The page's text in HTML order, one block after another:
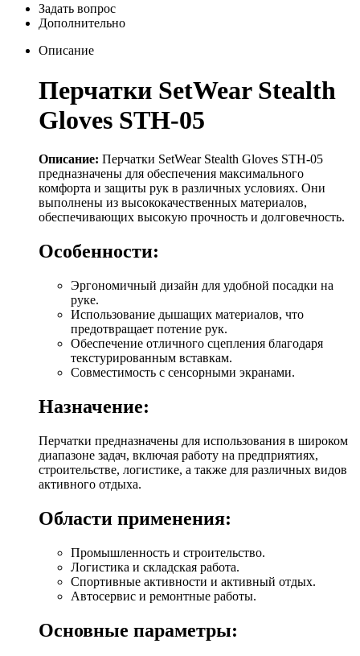
Задать вопрос
Дополнительно
Описание
Перчатки SetWear Stealth
Gloves STH-05
Описание: Перчатки SetWear Stealth Gloves STH-05
предназначены для обеспечения максимального
комфорта и защиты рук в различных условиях. Они
выполнены из высококачественных материалов,
обеспечивающих высокую прочность и долговечность.
Особенности:
Эргономичный дизайн для удобной посадки на
руке.
Использование дышащих материалов, что
предотвращает потение рук.
Обеспечение отличного сцепления благодаря
текстурированным вставкам.
Совместимость с сенсорными экранами.
Назначение:
Перчатки предназначены для использования в широком
диапазоне задач, включая работу на предприятиях,
строительстве, логистике, а также для различных видов
активного отдыха.
Области применения:
Промышленность и строительство.
Логистика и складская работа.
Спортивные активности и активный отдых.
Автосервис и ремонтные работы.
Основные параметры: